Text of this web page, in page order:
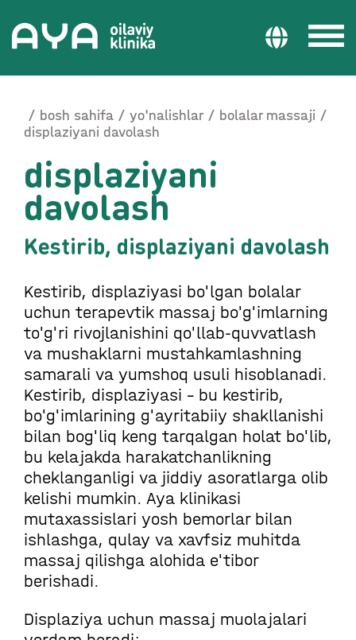
bosh sahifa yo'nalishlar
bolalar massaji
displaziyani davolash
displaziyani
davolash
Kestirib, displaziyani davolash
Kestirib, displaziyasi bo'lgan bolalar
uchun terapevtik massaj bo'g'imlarning
to'g'ri rivojlanishini qo'llab-quvvatlash
va mushaklarni mustahkamlashning
samarali va yumshoq usuli hisoblanadi.
Kestirib, displaziyasi - bu kestirib,
bo'g'imlarining g'ayritabiiy shakllanishi
bilan bog'liq keng tarqalgan holat bo'lib,
bu kelajakda harakatchanlikning
cheklanganligi va jiddiy asoratlarga olib
kelishi mumkin. Aya klinikasi
mutaxassislari yosh bemorlar bilan
ishlashga, qulay va xavfsiz muhitda
massaj qilishga alohida e'tibor
berishadi.
Displaziya uchun massaj muolajalari